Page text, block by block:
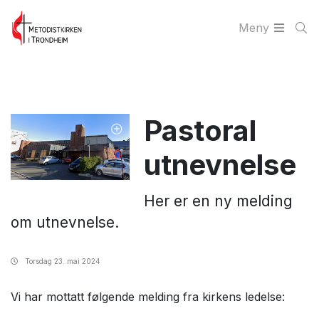
Meny
Pastoral
utnevnelse
Her er en ny melding
om utnevnelse.
Torsdag 23. mai 2024
Vi har mottatt følgende melding fra kirkens ledelse: